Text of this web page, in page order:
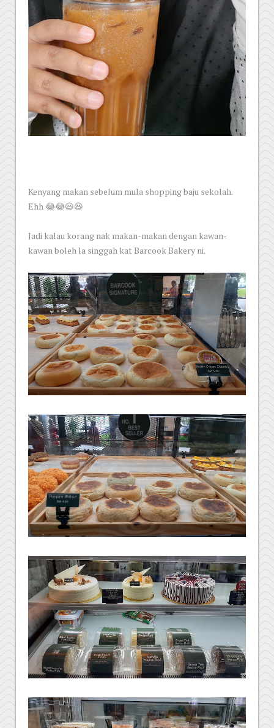
Kenyang makan sebelum mula shopping baju sekolah.
Ehh 😂😂😃😆
Jadi kalau korang nak makan-makan dengan kawan-
kawan boleh la singgah kat Barcook Bakery ni.